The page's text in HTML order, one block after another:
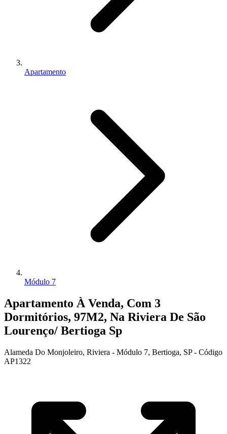
Apartamento
Módulo 7
Apartamento À Venda, Com 3
Dormitórios, 97M2, Na Riviera De São
Lourenço/ Bertioga Sp
Alameda Do Monjoleiro, Riviera - Módulo 7, Bertioga, SP - Código
AP1322